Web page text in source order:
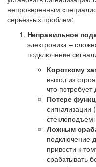
непроверенным
серьезных проблем:
Неправильное
электроника –
подключение
Короткому
выход из
что
Потере
сигнализации
Ложным
подключение
привести к
срабатывать